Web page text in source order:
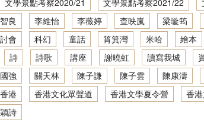
地景．人文．寫作
地景．人文．寫作
香港文學深度體驗
文學大渡海──文學
香港文學深度體驗
文學大渡海──文學
文學景點考察2020/21 文學景點考察2021/22
良 李維怡 李薇婷 查映嵐 梁璇筠
會 科幻 童話 筲箕灣 米哈 繪本
詩 詩歌 講座 謝曉虹 讀寫我城
強 關天林 陳子謙 陳子雲 陳康濤
香港 香港文化眾聲道 香港文學夏令營 香
詩